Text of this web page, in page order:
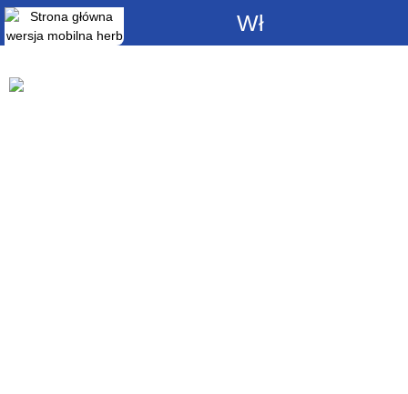
Włącz
powiadomienia